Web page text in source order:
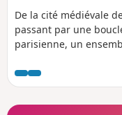
De la cité médiévale
passant par une
parisienne, un
patrimoine.